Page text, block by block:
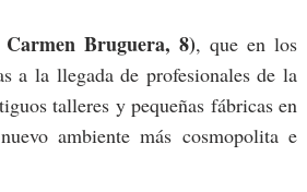
Bruguera, 8), que en los
a la llegada de profesionales de la
talleres y pequeñas fábricas en
ambiente más cosmopolita e